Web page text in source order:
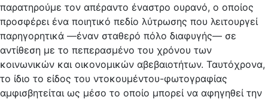
παρατηρούμε τον απέραντο έναστρο ουρανό, ο οποίος
προσφέρει ένα ποιητικό πεδίο λύτρωσης που λειτουργεί
παρηγορητικά —έναν σταθερό πόλο διαφυγής— σε
αντίθεση με το πεπερασμένο του χρόνου των
κοινωνικών και οικονομικών αβεβαιοτήτων. Ταυτόχρονα,
το ίδιο το είδος του ντοκουμέντου-φωτογραφίας
αμφισβητείται ως μέσο το οποίο μπορεί να αφηγηθεί την